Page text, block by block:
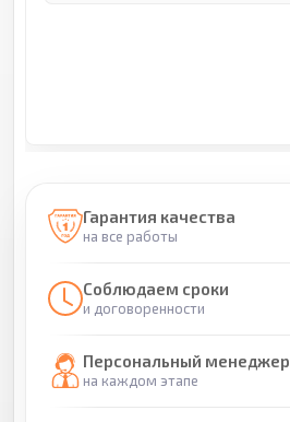
Гарантия качества
на все работы
Соблюдаем сроки
и договоренности
Персональный менеджер
на каждом этапе